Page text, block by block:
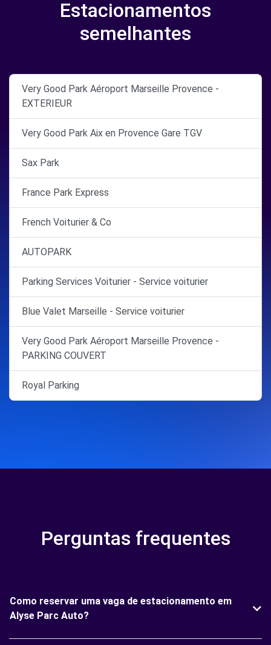
Estacionamentos
semelhantes
Very Good Park Aéroport Marseille Provence -
EXTERIEUR
Very Good Park Aix en Provence Gare TGV
Sax Park
France Park Express
French Voiturier & Co
AUTOPARK
Parking Services Voiturier - Service voiturier
Blue Valet Marseille - Service voiturier
Very Good Park Aéroport Marseille Provence -
PARKING COUVERT
Royal Parking
Perguntas frequentes
Como reservar uma vaga de estacionamento em
Alyse Parc Auto?